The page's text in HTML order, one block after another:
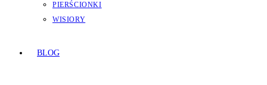
PIERŚCIONKI
WISIORY
BLOG